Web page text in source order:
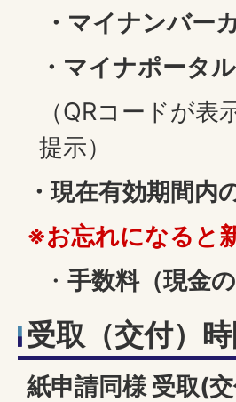
・マイナンバー
・マイナポータ
（QRコードが
提示）
・現在有効期間内
※お忘れになると
・手数料（現金の
受取（交付）時
紙申請同様 受取(